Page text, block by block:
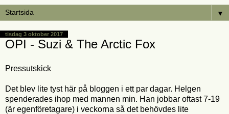
▼
tisdag 3 oktober 2017
OPI - Suzi & The Arctic Fox
Pressutskick
Det blev lite tyst här på bloggen i ett par dagar. Helgen
spenderades ihop med mannen min. Han jobbar oftast 7-19
(är egenföretagare) i veckorna så det behövdes lite